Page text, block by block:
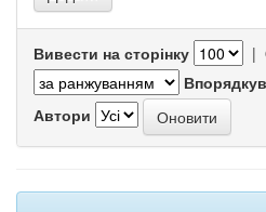
Вивести на сторінку |
Автори